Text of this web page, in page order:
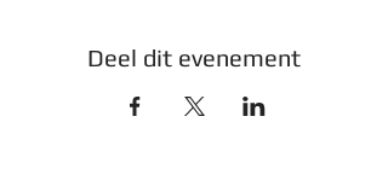
Deel dit evenement